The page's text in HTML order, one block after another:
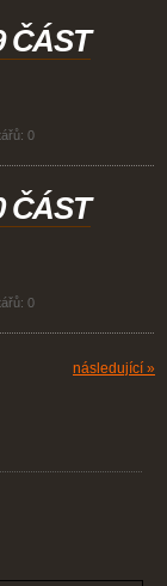
ČÁST
0
ČÁST
0
následující »